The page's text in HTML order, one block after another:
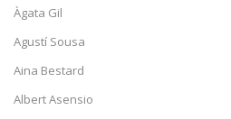
Àgata Gil
Agustí Sousa
Aina Bestard
Albert Asensio